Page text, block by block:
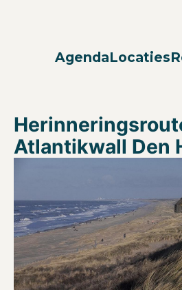
AgendaLocaties
Atlantikwall Den